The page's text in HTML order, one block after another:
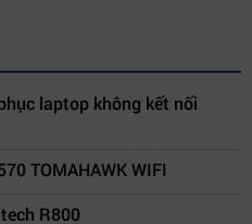
laptop không kết nối
TOMAHAWK WIFI
R800